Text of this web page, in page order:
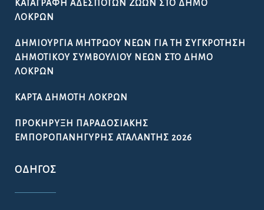
ΚΑΤΑΓΡΑΦΉ ΑΔΈΣΠΟΤΩΝ ΖΏΩΝ ΣΤΟ ΔΉΜΟ
ΛΟΚΡΏΝ
ΔΗΜΙΟΥΡΓΊΑ ΜΗΤΡΏΟΥ ΝΈΩΝ ΓΙΑ ΤΗ ΣΥΓΚΡΌΤΗΣΗ
ΔΗΜΟΤΙΚΟΎ ΣΥΜΒΟΥΛΊΟΥ ΝΈΩΝ ΣΤΟ ΔΉΜΟ
ΛΟΚΡΏΝ
ΚΆΡΤΑ ΔΗΜΌΤΗ ΛΟΚΡΏΝ
ΠΡΟΚΉΡΥΞΗ ΠΑΡΑΔΟΣΙΑΚΉΣ
ΕΜΠΟΡΟΠΑΝΉΓΥΡΗΣ ΑΤΑΛΆΝΤΗΣ 2026
ΟΔΗΓΌΣ